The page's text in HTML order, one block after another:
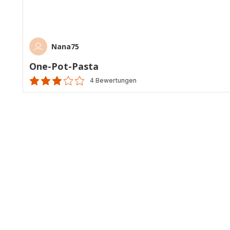
Nana75
One-Pot-Pasta
Bewertung
4 Bewertungen